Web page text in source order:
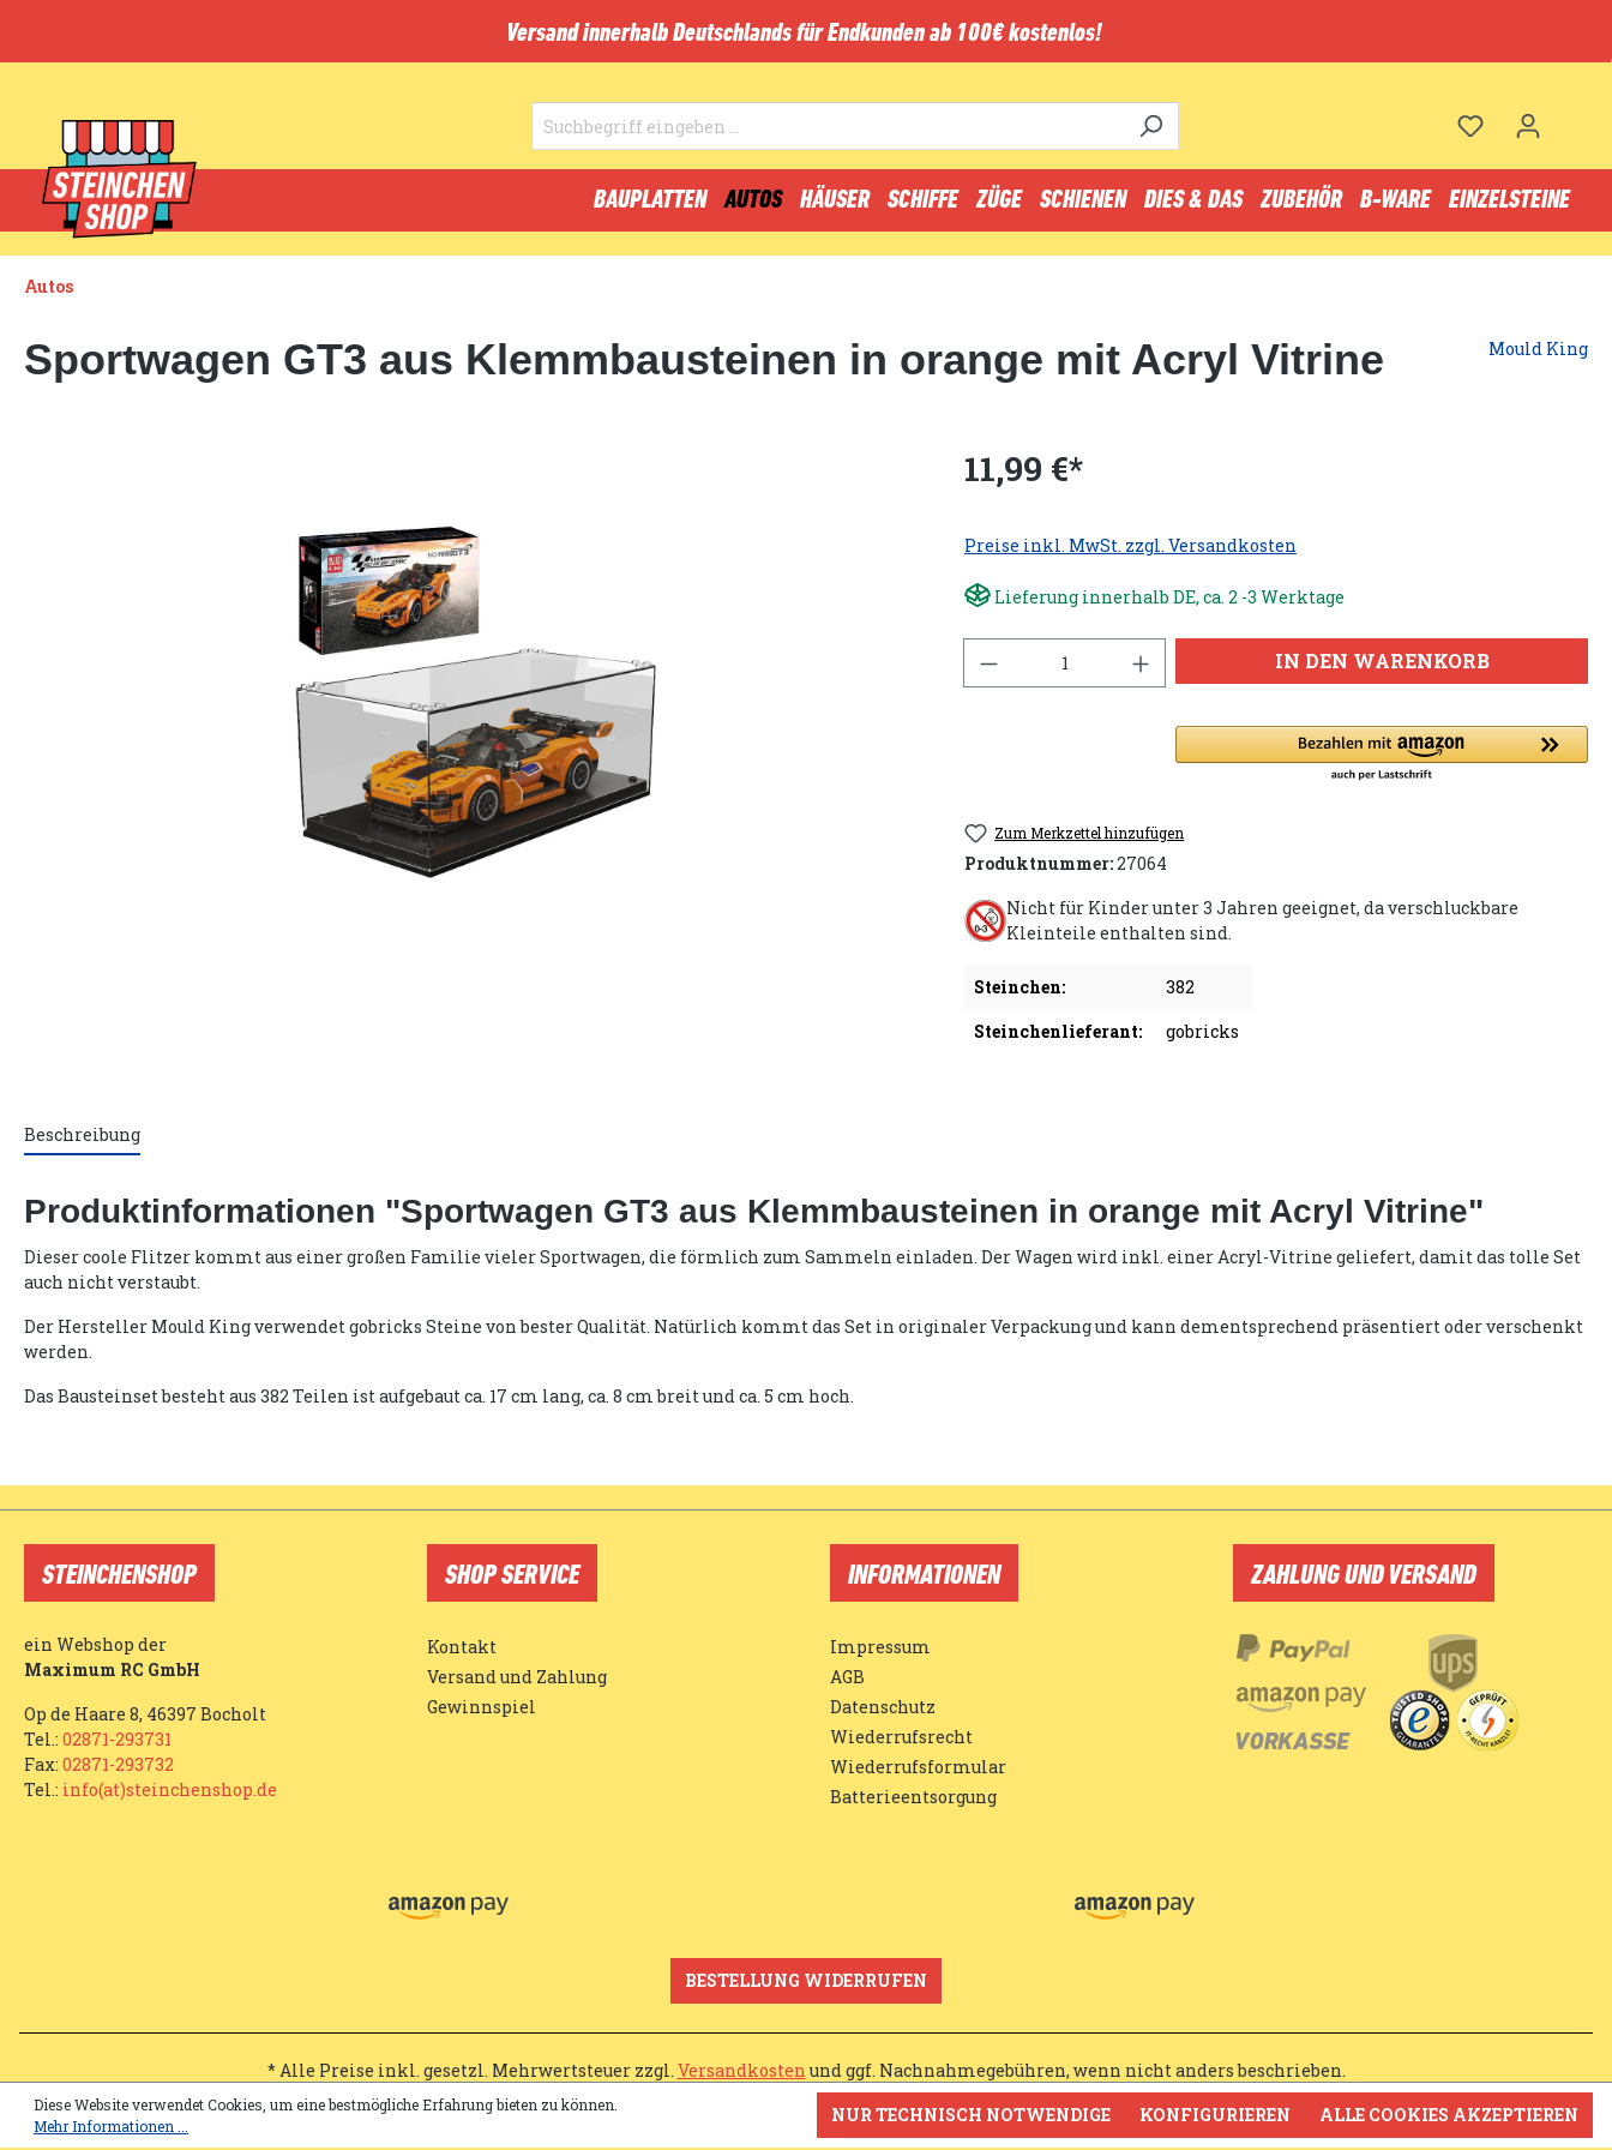
Versand innerhalb Deutschlands für Endkunden ab 100€ kostenlos!
BAUPLATTEN AUTOS HÄUSER SCHIFFE ZÜGE SCHIENEN DIES & DAS ZUBEHÖR B-WARE EINZELSTEINE
Autos
Sportwagen GT3 aus Klemmbausteinen in orange mit Acryl Vitrine Mould King
11,99 €*
Preise inkl. MwSt. zzgl. Versandkosten
Lieferung innerhalb DE, ca. 2 -3 Werktage
IN DEN WARENKORB
Zum Merkzettel hinzufügen
Produktnummer:27064
Nicht für Kinder unter 3 Jahren geeignet, da verschluckbare
Kleinteile enthalten sind.
Steinchen:
382
Steinchenlieferant:
gobricks
Beschreibung
Produktinformationen "Sportwagen GT3 aus Klemmbausteinen in orange mit Acryl Vitrine"
Dieser coole Flitzer kommt aus einer großen Familie vieler Sportwagen, die förmlich zum Sammeln einladen. Der Wagen wird inkl. einer Acryl-Vitrine geliefert, damit das tolle Set
auch nicht verstaubt.
Der Hersteller Mould King verwendet gobricks Steine von bester Qualität. Natürlich kommt das Set in originaler Verpackung und kann dementsprechend präsentiert oder verschenkt
werden.
Das Bausteinset besteht aus 382 Teilen ist aufgebaut ca. 17 cm lang, ca. 8 cm breit und ca. 5 cm hoch.
STEINCHENSHOP
ein Webshop der
Maximum RC GmbH
Op de Haare 8, 46397 Bocholt
Tel.: 02871-293731
Fax: 02871-293732
Tel.: info(at)steinchenshop.de
SHOP SERVICE
Kontakt
Versand und Zahlung
Gewinnspiel
INFORMATIONEN
Impressum
AGB
Datenschutz
Wiederrufsrecht
Wiederrufsformular
Batterieentsorgung
ZAHLUNG UND VERSAND
BESTELLUNG WIDERRUFEN
* Alle Preise inkl. gesetzl. Mehrwertsteuer zzgl. Versandkosten und ggf. Nachnahmegebühren, wenn nicht anders beschrieben.
Diese Website verwendet Cookies, um eine bestmögliche Erfahrung bieten zu können.
Mehr Informationen ...
NUR TECHNISCH NOTWENDIGE KONFIGURIEREN ALLE COOKIES AKZEPTIEREN